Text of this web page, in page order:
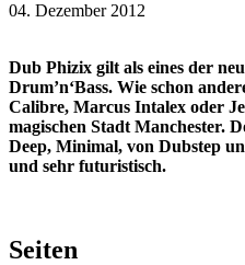
04. Dezember 2012
Dub Phizix gilt als eines der
Drum’n‘Bass. Wie schon
Calibre, Marcus Intalex oder
magischen Stadt Manchester.
Deep, Minimal, von Dubstep
und sehr futuristisch.
Seiten